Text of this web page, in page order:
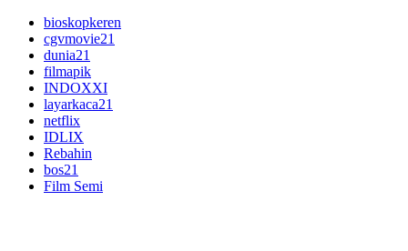
bioskopkeren
cgvmovie21
dunia21
filmapik
INDOXXI
layarkaca21
netflix
IDLIX
Rebahin
bos21
Film Semi